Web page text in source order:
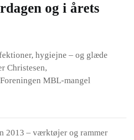
og i årets
hygiejne – og glæde
Christesen,
MBL-mangel
2013 – værktøjer og rammer